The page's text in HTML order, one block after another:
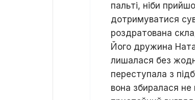
пальті, ніби
дотримуватися
роздратована
Його дружина
лишалася без
переступала з
вона збиралася